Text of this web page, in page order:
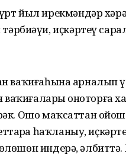
йыл ирекмәндәр
иҫкәртеү
ваҡиғаһына арналып
ваҡиғаларҙы оноторға
Ошо маҡсаттан
һаҡланыу,
индерә, әлбиттә.